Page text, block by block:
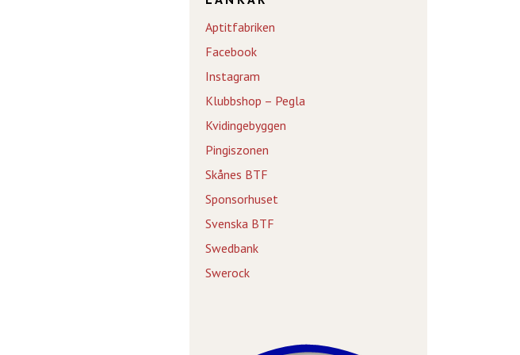
Aptitfabriken
Facebook
Instagram
Klubbshop – Pegla
Kvidingebyggen
Pingiszonen
Skånes BTF
Sponsorhuset
Svenska BTF
Swedbank
Swerock